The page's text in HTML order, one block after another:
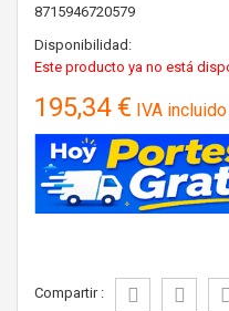
8715946720579
Disponibilidad:
Este producto ya no está
195,34 € IVA incluido
Compartir :